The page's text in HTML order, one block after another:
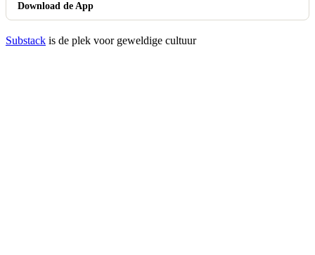
Download de App
Substack is de plek voor geweldige cultuur